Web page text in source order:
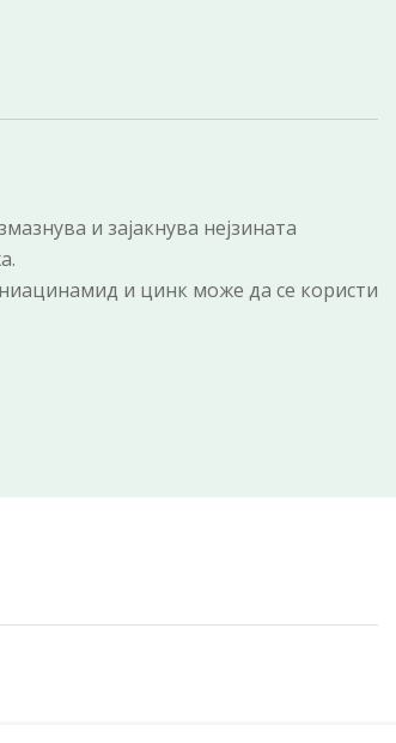
и зајакнува нејзината
и цинк може да се користи